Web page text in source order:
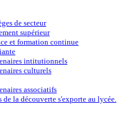
de secteur
supérieur
et formation continue
intitutionnels
culturels
associatifs
de la découverte s'exporte au lycée.